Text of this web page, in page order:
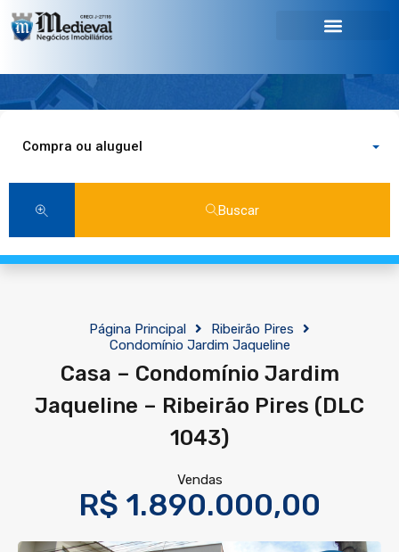
Compra ou aluguel
Buscar
Página Principal
Ribeirão Pires
Condomínio Jardim Jaqueline
Casa – Condomínio Jardim
Jaqueline – Ribeirão Pires (DLC
1043)
Vendas
R$ 1.890.000,00